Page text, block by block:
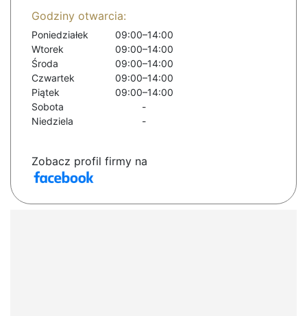
Godziny otwarcia:
Poniedziałek
09:00–14:00
Wtorek
09:00–14:00
Środa
09:00–14:00
Czwartek
09:00–14:00
Piątek
09:00–14:00
Sobota
-
Niedziela
-
Zobacz profil firmy na